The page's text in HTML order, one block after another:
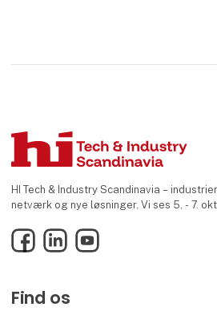
HI Tech & Industry Scandinavia –
netværk og nye løsninger. Vi ses 5. - 7.
FacebookLinkedInYouTube
Find os